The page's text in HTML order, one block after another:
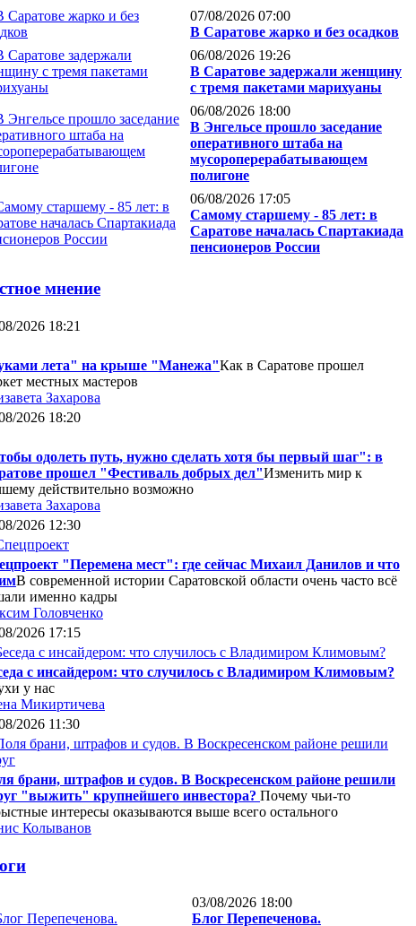
07/08/2026 07:00
В Саратове жарко и без осадков
06/08/2026 19:26
В Саратове задержали женщину
с тремя пакетами марихуаны
06/08/2026 18:00
В Энгельсе прошло заседание
оперативного штаба на
мусороперерабатывающем
полигоне
06/08/2026 17:05
Самому старшему - 85 лет: в
Саратове началась Спартакиада
пенсионеров России
мнение
2026 18:21
лета" на крыше "Манежа"Как в Саратове прошел
местных мастеров
Захарова
2026 18:20
одолеть путь, нужно сделать хотя бы первый шаг": в
прошел "Фестиваль добрых дел"Изменить мир к
действительно возможно
Захарова
2026 12:30
"Перемена мест": где сейчас Михаил Данилов и что
В современной истории Саратовской области очень часто всё
именно кадры
Головченко
2026 17:15
с инсайдером: что случилось с Владимиром Климовым?
у нас
Микиртичева
2026 11:30
брани, штрафов и судов. В Воскресенском районе решили
"выжить" крупнейшего инвестора? Почему чьи-то
интересы оказываются выше всего остального
Колыванов
03/08/2026 18:00
Блог Перепеченова.